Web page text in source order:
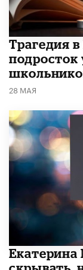
Трагедия
подросток
28 МАЯ
Екатерина